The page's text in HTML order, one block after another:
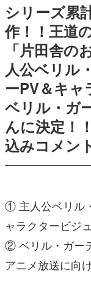
シリーズ累
作！！王道
「片田舎の
人公ベリル
ーPV＆キャ
ベリル・ガ
んに決定！
込みコメン
① 主人公ベリル
ャラクタービジ
② ベリル・ガー
アニメ放送に向